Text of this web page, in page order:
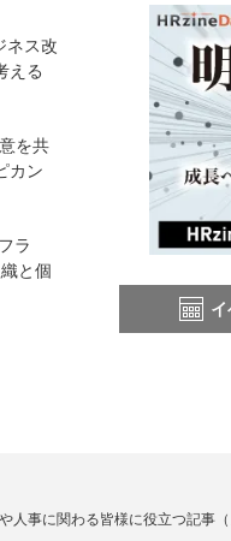
ス改
える
を共
カン
ラ
と個
事に関わる皆様に役立つ記事